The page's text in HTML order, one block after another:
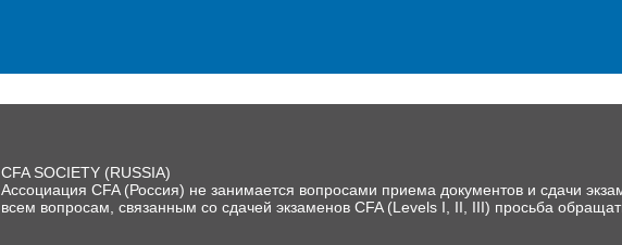
CFA SOCIETY (RUSSIA)
Ассоциация CFA (Россия) не занимается вопросами приема документов и сдачи
всем вопросам, связанным со сдачей экзаменов CFA (Levels I, II, III) просьба